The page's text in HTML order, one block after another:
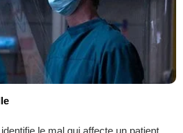
le mal qui affecte un patient